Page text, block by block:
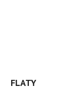
FLATY